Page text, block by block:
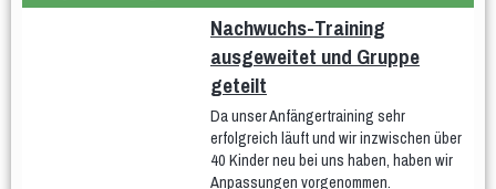
4.-6. Klasse Donnerstag ca. 8 bis 12 Jahre
1.-2. Klasse Freitag ca. 6 bis 8 Jahre
Frauengymanstik Gr. 14
Männergruppe
Er & Sie
Fit after work Fit Mix Fitness-Mix
Nachwuchs-Training
ausgeweitet und Gruppe
geteilt
Da unser Anfängertraining sehr
erfolgreich läuft und wir inzwischen über
40 Kinder neu bei uns haben, haben wir
Anpassungen vorgenommen.